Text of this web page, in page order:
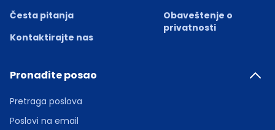
Česta pitanja
Kontaktirajte nas
Obaveštenje o
privatnosti
Pronađite posao
Pretraga poslova
Poslovi na email